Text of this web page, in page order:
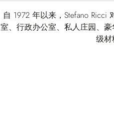
自 1972 年以来，Stefano
室、行政办公室、私人庄园、
级材